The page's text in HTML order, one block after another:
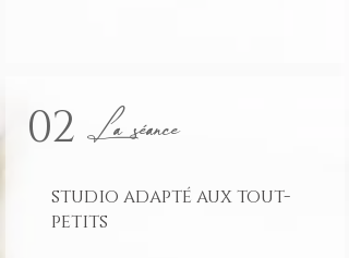
02 La séance
studio adapté aux tout-
petits